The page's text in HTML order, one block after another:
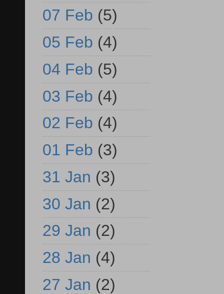
07 Feb (5)
05 Feb (4)
04 Feb (5)
03 Feb (4)
02 Feb (4)
01 Feb (3)
31 Jan (3)
30 Jan (2)
29 Jan (2)
28 Jan (4)
27 Jan (2)